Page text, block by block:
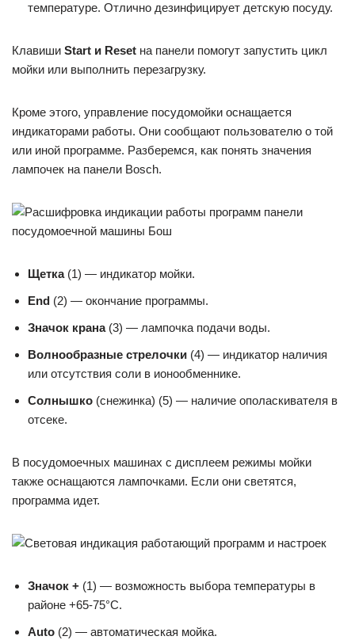
температуре. Отлично дезинфицирует детскую посуду.
Клавиши Start и Reset на панели помогут запустить цикл
мойки или выполнить перезагрузку.
Кроме этого, управление посудомойки оснащается
индикаторами работы. Они сообщают пользователю о той
или иной программе. Разберемся, как понять значения
лампочек на панели Bosch.
Щетка(1) — индикатор мойки.
End (2) — окончание программы.
Значок крана(3) — лампочка подачи воды.
Волнообразные стрелочки (4) — индикатор наличия
или отсутствия соли в ионообменнике.
Солнышко (снежинка) (5) — наличие ополаскивателя в
отсеке.
В посудомоечных машинах с дисплеем режимы мойки
также оснащаются лампочками. Если они светятся,
программа идет.
Значок + (1) — возможность выбора температуры в
районе +65-75°С.
Auto (2) — автоматическая мойка.